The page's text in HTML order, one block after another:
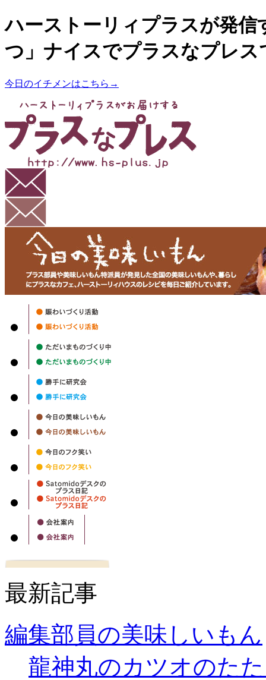
ハーストーリィプラスが発信
つ」ナイスでプラスなプレス
今日のイチメンはこちら→
最新記事
編集部員の美味しいもん
龍神丸のカツオのた